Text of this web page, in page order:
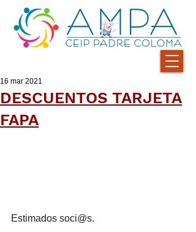
DESCUENTOS TARJETA
FAPA
16 mar 2021
Estimados soci@s.